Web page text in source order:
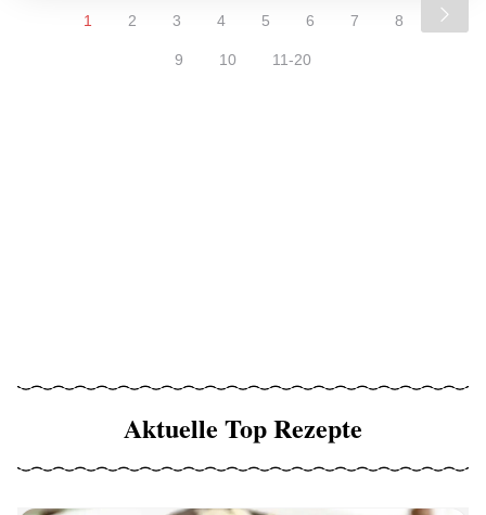
1 2 3 4 5 6 7 8
9 10 11-20
Aktuelle Top Rezepte